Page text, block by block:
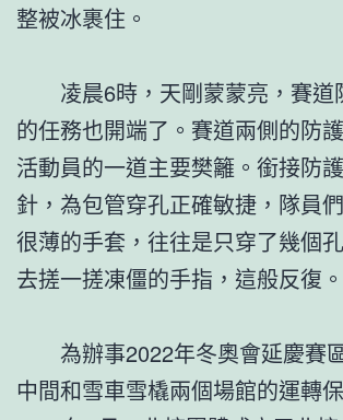
整被冰裹住。
凌晨6時，天剛蒙蒙亮，賽道
的任務也開端了。賽道兩側的防
活動員的一道主要樊籬。銜接防
針，為包管穿孔正確敏捷，隊員
很薄的手套，往往是只穿了幾個
去搓一搓凍僵的手指，這般反復。
為辦事2022年冬奧會延慶賽
中間和雪車雪橇兩個場館的運轉